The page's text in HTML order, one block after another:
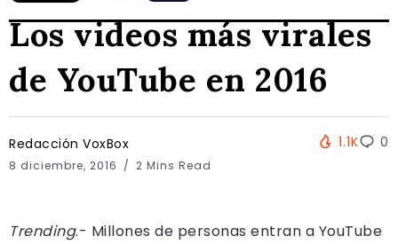
Los videos más virales
de YouTube en 2016
Redacción VoxBox
8 diciembre, 2016 2 Mins Read
1.1K 0
Trending.- Millones de personas entran a YouTube